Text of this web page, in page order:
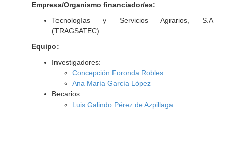
Empresa/Organismo financiador/es:
Tecnologías y Servicios Agrarios, S.A
(TRAGSATEC).
Equipo:
Investigadores:
Concepción Foronda Robles
Ana María García López
Becarios:
Luis Galindo Pérez de Azpillaga